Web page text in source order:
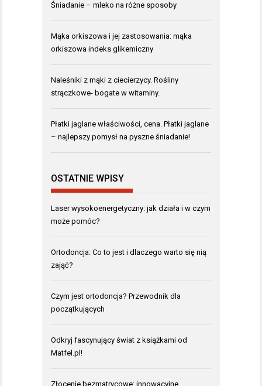
Śniadanie – mleko na różne sposoby
Mąka orkiszowa i jej zastosowania: mąka
orkiszowa indeks glikemiczny
Naleśniki z mąki z ciecierzycy. Rośliny
strączkowe- bogate w witaminy.
Płatki jaglane właściwości, cena. Płatki jaglane
– najlepszy pomysł na pyszne śniadanie!
OSTATNIE WPISY
Laser wysokoenergetyczny: jak działa i w czym
może pomóc?
Ortodoncja: Co to jest i dlaczego warto się nią
zająć?
Czym jest ortodoncja? Przewodnik dla
początkujących
Odkryj fascynujący świat z książkami od
Matfel.pl!
Złocenie bezmatrycowe: innowacyjne